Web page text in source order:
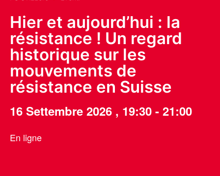
Hier et aujourd’hui : la
résistance ! Un regard
historique sur les
mouvements de
résistance en Suisse
16 Settembre 2026 , 19:30 - 21:00
En ligne